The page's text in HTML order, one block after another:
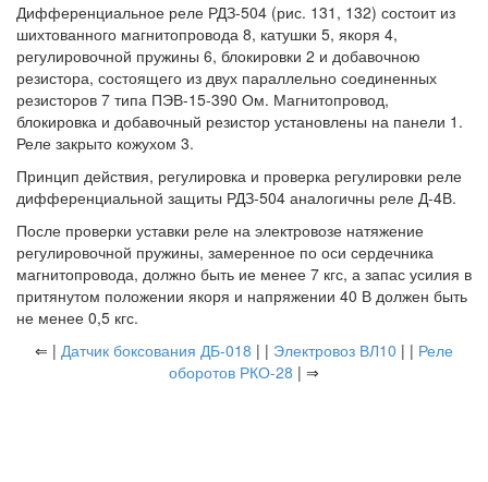
Дифференциальное реле РДЗ-504 (рис. 131, 132) состоит из
шихтованного магнитопровода 8, катушки 5, якоря 4,
регулировочной пружины 6, блокировки 2 и добавочною
резистора, состоящего из двух параллельно соединенных
резисторов 7 типа ПЭВ-15-390 Ом. Магнитопровод,
блокировка и добавочный резистор установлены на панели 1.
Реле закрыто кожухом 3.
Принцип действия, регулировка и проверка регулировки реле
дифференциальной защиты РДЗ-504 аналогичны реле Д-4В.
После проверки уставки реле на электровозе натяжение
регулировочной пружины, замеренное по оси сердечника
магнитопровода, должно быть ие менее 7 кгс, а запас усилия в
притянутом положении якоря и напряжении 40 В должен быть
не менее 0,5 кгс.
⇐ | Датчик боксования ДБ-018 | | Электровоз ВЛ10 | | Реле
оборотов РКО-28 | ⇒